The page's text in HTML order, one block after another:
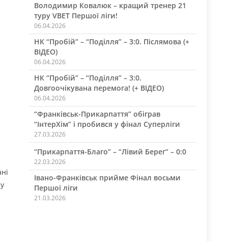
Володимир Ковалюк – кращий тренер 21
туру VBET Першої ліги!
06.04.2026
НК “Пробій” – “Поділля” – 3:0. Післямова (+
ВІДЕО)
06.04.2026
НК “Пробій” – “Поділля” – 3:0.
Довгоочікувана перемога! (+ ВІДЕО)
06.04.2026
“Франківськ-Прикарпаття” обіграв
“ІнтерХім” і пробився у фінал Суперліги
27.03.2026
“Прикарпаття-Благо” – “Лівий Берег” – 0:0
22.03.2026
Івано-Франківськ прийме Фінал восьми
Першої ліги
21.03.2026